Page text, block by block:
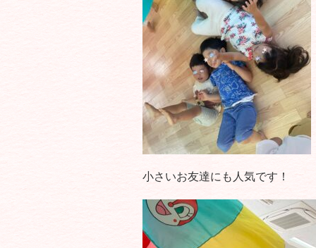
小さいお友達にも人気です！